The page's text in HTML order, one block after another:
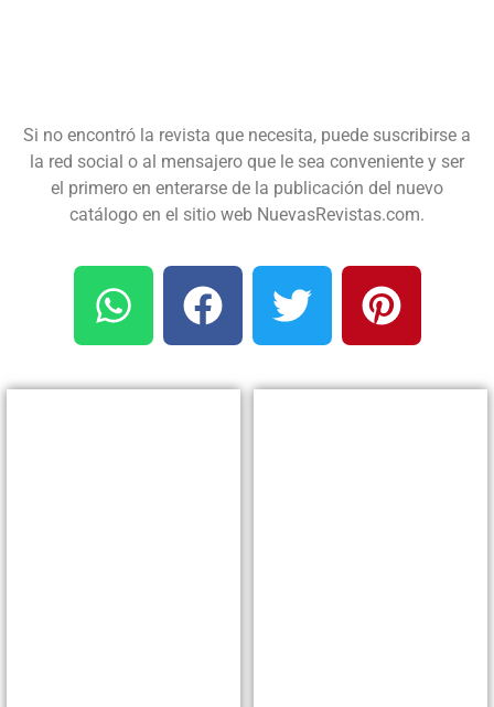
Si no encontró la revista que necesita, puede suscribirse a
la red social o al mensajero que le sea conveniente y ser
el primero en enterarse de la publicación del nuevo
catálogo en el sitio web NuevasRevistas.com.